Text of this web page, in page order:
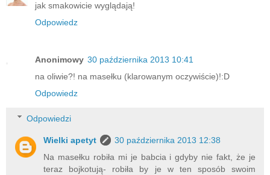
jak smakowicie wyglądają!
Odpowiedz
Anonimowy 30 października 2013 10:41
na oliwie?! na masełku (klarowanym oczywiście)!:D
Odpowiedz
Odpowiedzi
Wielki apetyt
30 października 2013 12:38
Na masełku robiła mi je babcia i gdyby nie fakt, że je
teraz bojkotują- robiła by je w ten sposób swoim